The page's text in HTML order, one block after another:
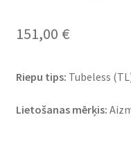
151,00 €
Riepu tips: Tubeless
Lietošanas mērķis: